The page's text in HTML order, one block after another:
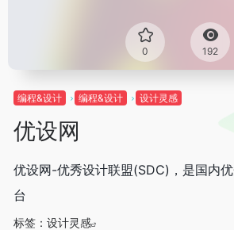
0 192
编程&设计 编程&设计 设计灵感
优设网
优设网-优秀设计联盟(SDC)，是国内
台
标签： 设计灵感